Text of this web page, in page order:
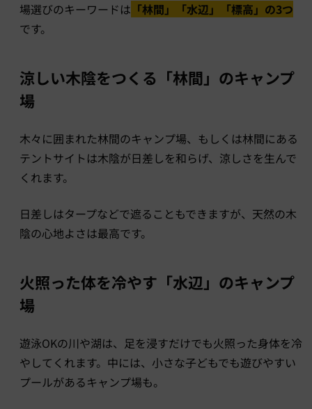
場選びのキーワードは 「林間」「水辺」「標高」の3つ
です。
涼しい木陰をつくる「林間」のキャンプ
場
木々に囲まれた林間のキャンプ場、もしくは林間にある
テントサイトは木陰が日差しを和らげ、涼しさを生んで
くれます。
日差しはタープなどで遮ることもできますが、天然の木
陰の心地よさは最高です。
火照った体を冷やす「水辺」のキャンプ
場
遊泳OKの川や湖は、足を浸すだけでも火照った身体を冷
やしてくれます。中には、小さな子どもでも遊びやすい
プールがあるキャンプ場も。